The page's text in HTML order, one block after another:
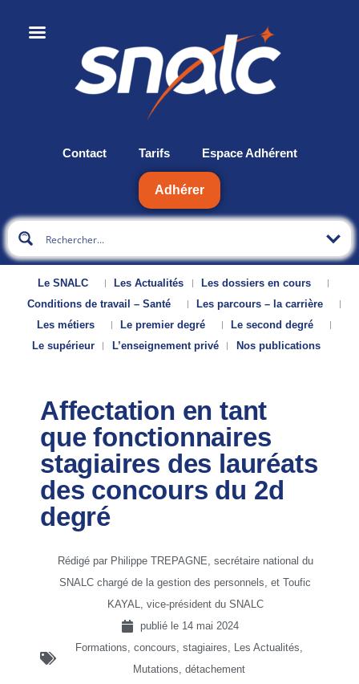
Contact Tarifs Espace Adhérent
Adhérer
Le SNALC Les Actualités
Les dossiers en cours
Conditions de travail – Santé
Les parcours – la carrière
Les métiers
Le premier degré
Le second degré
Le supérieur
L’enseignement privé Nos publications
Affectation en tant
que fonctionnaires
stagiaires des lauréats
des concours du 2d
degré
Rédigé par Philippe TREPAGNE, secrétaire national du
SNALC chargé de la gestion des personnels, et Toufic
KAYAL, vice-président du SNALC
publié le 14 mai 2024
Formations, concours, stagiaires, Les Actualités,
Mutations, détachement